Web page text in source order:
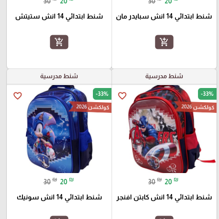
شنط ابتدائي 14 انش سبايدر مان
add_shopping_cart
شنط ابتدائي 14 انش ستيتش
add_shopping_cart
شنط مدرسية
favorite_border -33%
كولكشن 2026
30 ₪ 20 ₪
شنط ابتدائي 14 انش كابتن افنجر
شنط مدرسية
favorite_border -33%
كولكشن 2026
30 ₪ 20 ₪
شنط ابتدائي 14 انش سونيك